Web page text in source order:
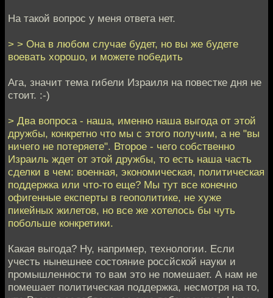
На такой вопрос у меня ответа нет.
> > Она в любом случае будет, но вы же будете
воевать хорошо, и можете победить
Ага, значит тема гибели Израиля на повестке дня не
стоит. :-)
> Два вопроса - наша, именно наша выгода от этой
дружбы, конкретно что мы с этого получим, а не "вы
ничего не потеряете". Второе - чего собственно
Израиль ждет от этой дружбы, то есть наша часть
сделки в чем: военная, экономическая, политическая
поддержка или что-то еще? Мы тут все конечно
офигенные експерты в геополитике, не хуже
пикейных жилетов, но все же хотелось бы чуть
побольше конкретики.
Какая выгода? Ну, например, технологии. Если
учесть нынешнее состояние россйской науки и
промышленности то вам это не помешает. А нам не
помешает политическая поддержка, несмотря на то,